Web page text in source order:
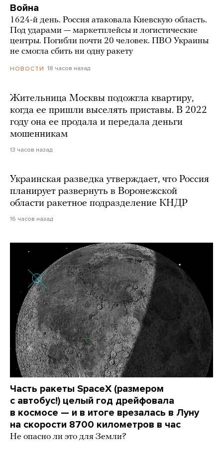
Война
1624-й день. Россия атаковала Киевскую область.
Под ударами — маркетплейсы и логистические
центры. Погибли почти 20 человек. ПВО Украины
не смогла сбить ни одну ракету
НОВОСТИ 18 часов назад
Жительница Москвы подожгла квартиру,
когда ее пришли выселять приставы. В 2022
году она ее продала и передала деньги
мошенникам
13 часов назад
Украинская разведка утверждает, что Россия
планирует развернуть в Воронежской
области ракетное подразделение КНДР
16 часов назад
Часть ракеты SpaceX (размером
с автобус!) целый год дрейфовала
в космосе — и в итоге врезалась в Луну
на скорости 8700 километров в час
Не опасно ли это для Земли?